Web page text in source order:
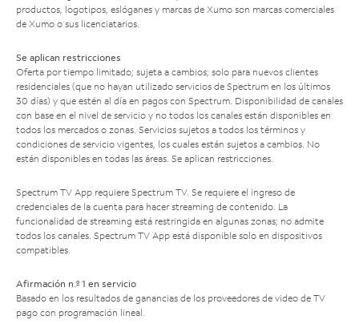
productos, logotipos, eslóganes y marcas de Xumo son marcas comerciales
de Xumo o sus licenciatarios.
Se aplican restricciones
Oferta por tiempo limitado; sujeta a cambios; solo para nuevos clientes
residenciales (que no hayan utilizado servicios de Spectrum en los últimos
30 días) y que estén al día en pagos con Spectrum. Disponibilidad de canales
con base en el nivel de servicio y no todos los canales están disponibles en
todos los mercados o zonas. Servicios sujetos a todos los términos y
condiciones de servicio vigentes, los cuales están sujetos a cambios. No
están disponibles en todas las áreas. Se aplican restricciones.
Spectrum TV App requiere Spectrum TV. Se requiere el ingreso de
credenciales de la cuenta para hacer streaming de contenido. La
funcionalidad de streaming está restringida en algunas zonas; no admite
todos los canales. Spectrum TV App está disponible solo en dispositivos
compatibles.
Afirmación n.º 1 en servicio
Basado en los resultados de ganancias de los proveedores de video de TV
pago con programación lineal.